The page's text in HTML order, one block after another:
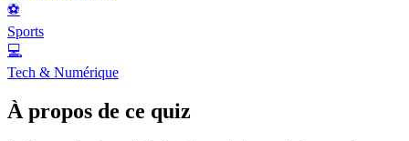
⚽
Sports
💻
Tech & Numérique
À propos de ce quiz